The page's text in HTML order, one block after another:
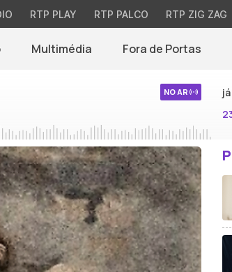
RTP PLAY RTP PALCO RTP ZIG ZAG
Multimédia Fora de Portas
NO AR